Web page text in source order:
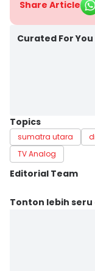
Share Article
Curated For You
Topics
sumatra utara
TV Analog
Editorial Team
Editor
Tonton lebih seru